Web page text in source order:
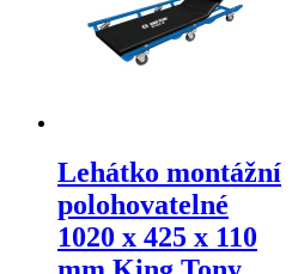
Lehátko montážní
polohovatelné
1020 x 425 x 110